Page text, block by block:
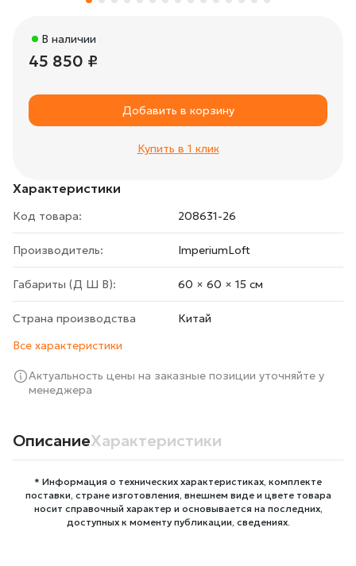
Характеристики
Код товара: 208631-26
Производитель: ImperiumLoft
Габариты (Д Ш В): 60 × 60 × 15 cм
Страна производства
Китай
Все характеристики
Актуальность цены на заказные позиции уточняйте у
менеджера
В наличии
45 850 ₽
Добавить в корзину
Купить в 1 клик
ОписаниеХарактеристики
* Информация о технических характеристиках, комплекте
поставки, стране изготовления, внешнем виде и цвете товара
носит справочный характер и основывается на последних,
доступных к моменту публикации, сведениях.